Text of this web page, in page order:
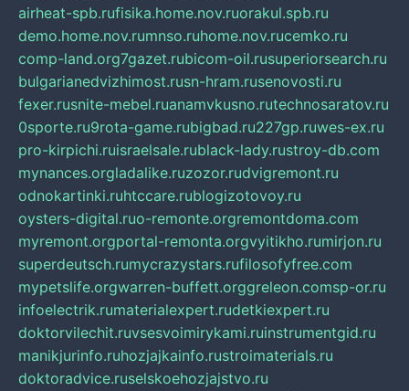
airheat-spb.rufisika.home.nov.ruorakul.spb.ru
demo.home.nov.rumnso.ruhome.nov.rucemko.ru
comp-land.org7gazet.rubicom-oil.rusuperiorsearch.ru
bulgarianedvizhimost.rusn-hram.rusenovosti.ru
fexer.rusnite-mebel.ruanamvkusno.rutechnosaratov.ru
0sporte.ru9rota-game.rubigbad.ru227gp.ruwes-ex.ru
pro-kirpichi.ruisraelsale.rublack-lady.rustroy-db.com
mynances.orgladalike.ruzozor.rudvigremont.ru
odnokartinki.ruhtccare.rublogizotovoy.ru
oysters-digital.ruo-remonte.orgremontdoma.com
myremont.orgportal-remonta.orgvyitikho.rumirjon.ru
superdeutsch.rumycrazystars.rufilosofyfree.com
mypetslife.orgwarren-buffett.orggreleon.comsp-or.ru
infoelectrik.rumaterialexpert.rudetkiexpert.ru
doktorvilechit.ruvsesvoimirykami.ruinstrumentgid.ru
manikjurinfo.ruhozjajkainfo.rustroimaterials.ru
doktoradvice.ruselskoehozjajstvo.ru